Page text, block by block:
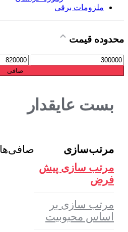
ملزومات برقی
محدوده قیمت
حداقل
قیمت
حداكثر
قيمت
صافی
بست عایقدار
مرتب‌سازی
مرتب سازی پیش
فرض
مرتب سازی بر
اساس محبوبیت
صافی‌ها